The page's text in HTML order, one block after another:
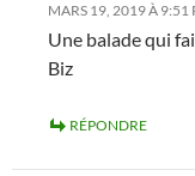
MARS 19, 2019 À 9:51
Une balade qui
Biz
RÉPONDRE